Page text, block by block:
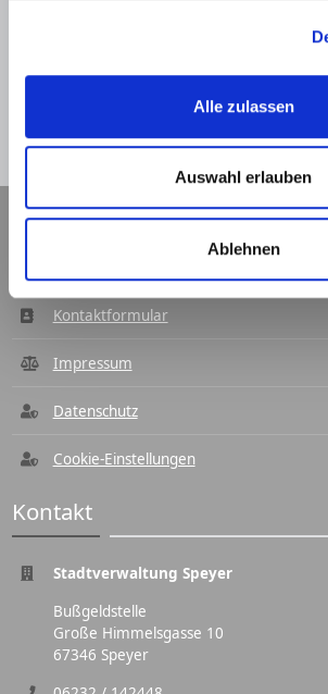
Alle zulassen
Auswahl erlauben
Ablehnen
Kontaktformular
Impressum
Datenschutz
Cookie-Einstellungen
Kontakt
Stadtverwaltung Speyer
Bußgeldstelle
Große Himmelsgasse 10
67346 Speyer